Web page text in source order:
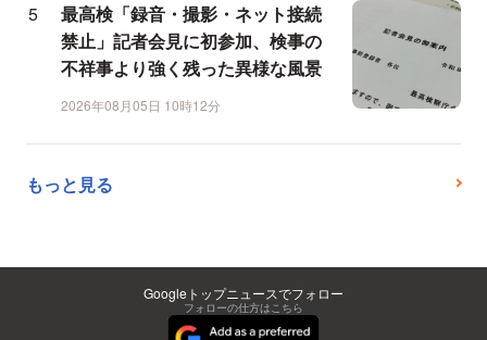
最高検「録音・撮影・ネット接続
禁止」記者会見に初参加、検事の
不祥事より強く残った異様な風景
2026年08月05日 10時12分
もっと見る
Googleトップニュースでフォロー
フォローの仕方はこちら